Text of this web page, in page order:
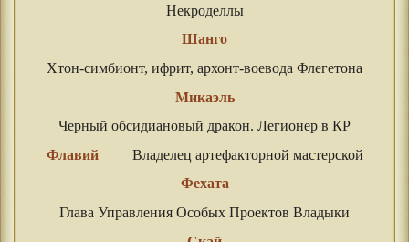
Некроделлы
Шанго
Хтон-симбионт, ифрит, архонт-воевода Флегетона
Микаэль
Черный обсидиановый дракон. Легионер в КР
Флавий
Владелец артефакторной мастерской
Фехата
Глава Управления Особых Проектов Владыки